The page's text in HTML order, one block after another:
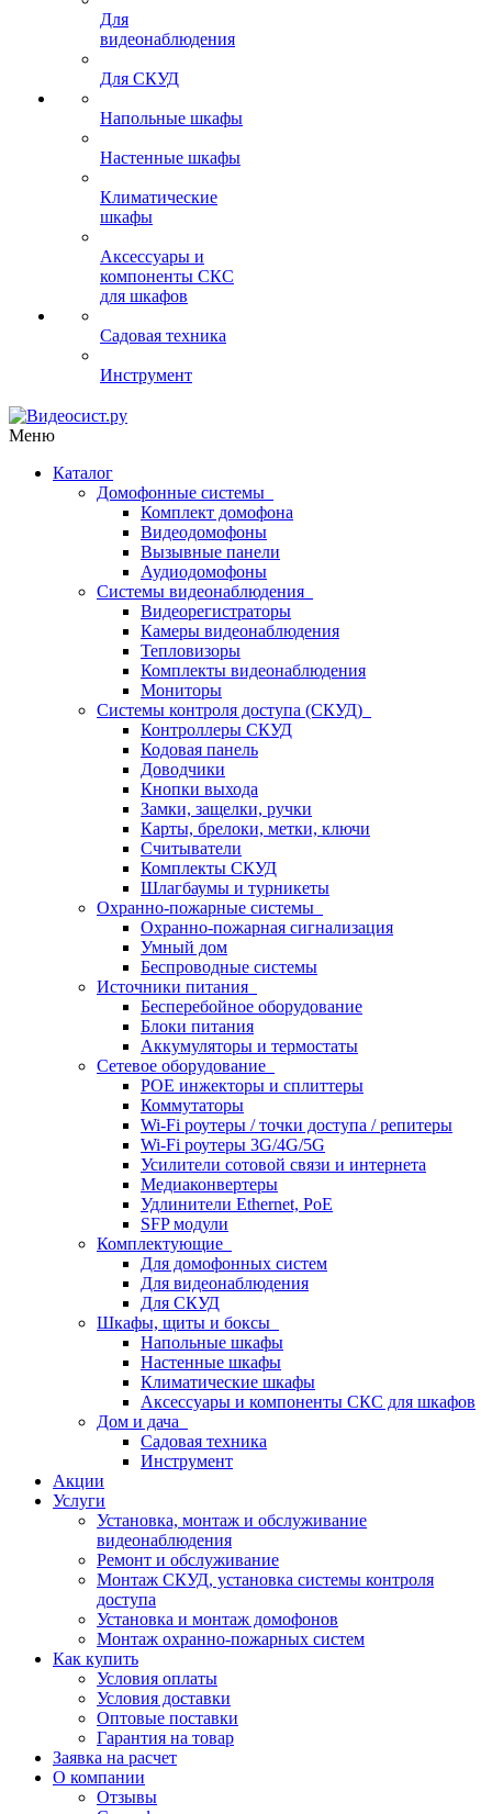
Для
видеонаблюдения
Для СКУД
Напольные шкафы
Настенные шкафы
Климатические
шкафы
Аксессуары и
компоненты СКС
для шкафов
Садовая техника
Инструмент
Меню
Каталог
Домофонные системы
Комплект домофона
Видеодомофоны
Вызывные панели
Аудиодомофоны
Системы видеонаблюдения
Видеорегистраторы
Камеры видеонаблюдения
Тепловизоры
Комплекты видеонаблюдения
Мониторы
Системы контроля доступа (СКУД)
Контроллеры СКУД
Кодовая панель
Доводчики
Кнопки выхода
Замки, защелки, ручки
Карты, брелоки, метки, ключи
Считыватели
Комплекты СКУД
Шлагбаумы и турникеты
Охранно-пожарные системы
Охранно-пожарная сигнализация
Умный дом
Беспроводные системы
Источники питания
Бесперебойное оборудование
Блоки питания
Аккумуляторы и термостаты
Сетевое оборудование
POE инжекторы и сплиттеры
Коммутаторы
Wi-Fi роутеры / точки доступа / репитеры
Wi-Fi роутеры 3G/4G/5G
Усилители сотовой связи и интернета
Медиаконвертеры
Удлинители Ethernet, PoE
SFP модули
Комплектующие
Для домофонных систем
Для видеонаблюдения
Для СКУД
Шкафы, щиты и боксы
Напольные шкафы
Настенные шкафы
Климатические шкафы
Аксессуары и компоненты СКС для шкафов
Дом и дача
Садовая техника
Инструмент
Акции
Услуги
Установка, монтаж и обслуживание
видеонаблюдения
Ремонт и обслуживание
Монтаж СКУД, установка системы контроля
доступа
Установка и монтаж домофонов
Монтаж охранно-пожарных систем
Как купить
Условия оплаты
Условия доставки
Оптовые поставки
Гарантия на товар
Заявка на расчет
О компании
Отзывы